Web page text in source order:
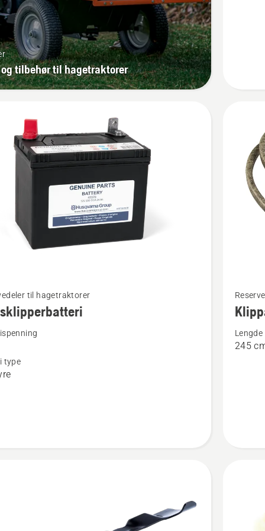
og tilbehør til hagetraktorer
til hagetraktorer
type
flere
detaljer
omLengde
245